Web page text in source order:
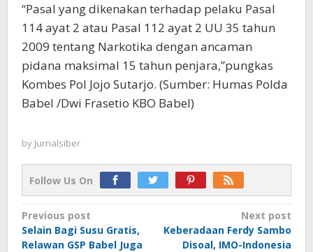
“Pasal yang dikenakan terhadap pelaku Pasal
114 ayat 2 atau Pasal 112 ayat 2 UU 35 tahun
2009 tentang Narkotika dengan ancaman
pidana maksimal 15 tahun penjara,”pungkas
Kombes Pol Jojo Sutarjo. (Sumber: Humas Polda
Babel /Dwi Frasetio KBO Babel)
by Jurnalsiber
Follow Us On
Post
navigation
Previous post
Selain Bagi Susu Gratis,
Relawan GSP Babel Juga
Next post
Keberadaan Ferdy Sambo
Disoal, IMO-Indonesia